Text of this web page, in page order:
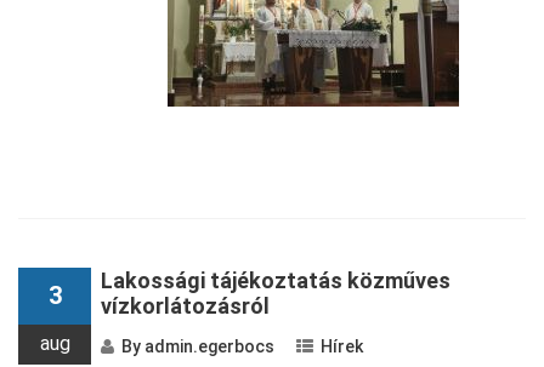
3
aug
Lakossági tájékoztatás közműves
vízkorlátozásról
By admin.egerbocs
Hírek